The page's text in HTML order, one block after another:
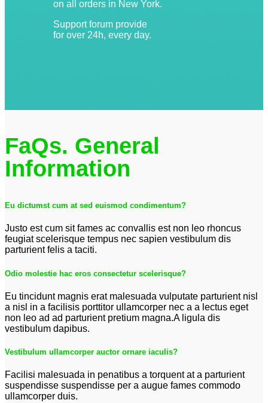
on all orders in New York.
Support forum provide
for over 24h, every day.
FaQs. General
Information
Eu dictumst cum at sed euismod condimentum?
Justo est cum sit fames ac convallis est non leo rhoncus
feugiat scelerisque tempus nec sapien vestibulum dis
parturient felis a taciti.
Odio molestie hac eros consectetur scelerisque?
Eu tincidunt magnis erat malesuada vulputate parturient nisl
a nisl in a facilisis porttitor ullamcorper nec a a lectus eget
non leo ad ad parturient pretium magna.A ligula dis
vestibulum dapibus.
Vestibulum ullamcorper auctor ornare iaculis?
Facilisi malesuada in penatibus a torquent at a parturient
suspendisse suspendisse per a augue fames commodo
ullamcorper duis.